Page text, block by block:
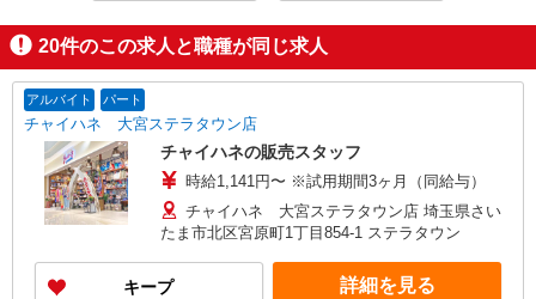
20件のこの求人と職種が同じ求人
アルバイト パート
チャイハネ 大宮ステラタウン店
チャイハネの販売スタッフ
時給1,141円〜 ※試用期間3ヶ月（同給与）
チャイハネ 大宮ステラタウン店 埼玉県さい
たま市北区宮原町1丁目854-1 ステラタウン
キープ 詳細を見る